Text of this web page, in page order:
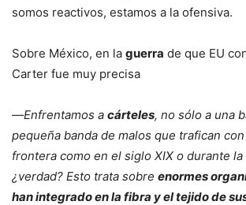
somos reactivos, estamos a la ofensiva.
Sobre México, en la guerra de que EU
Carter fue muy precisa
—Enfrentamos a cárteles, no sólo a una
pequeña banda de malos que trafican
frontera como en el siglo XIX o durante
¿verdad? Esto trata sobre enormes
han integrado en la fibra y el tejido de